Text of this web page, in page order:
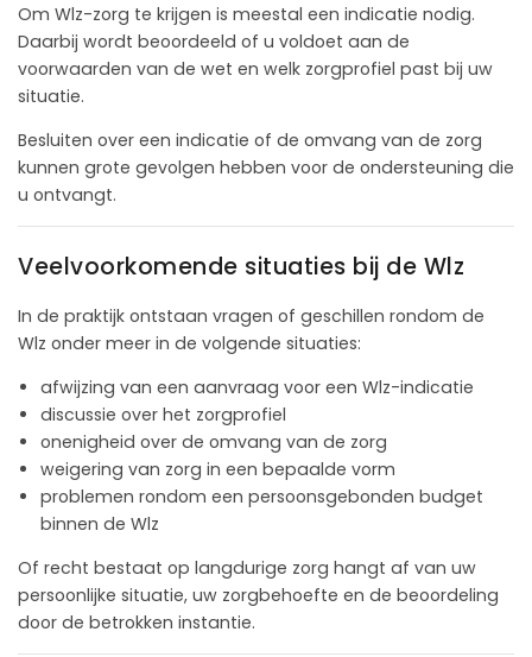
Om Wlz-zorg te krijgen is meestal een indicatie nodig.
Daarbij wordt beoordeeld of u voldoet aan de
voorwaarden van de wet en welk zorgprofiel past bij uw
situatie.
Besluiten over een indicatie of de omvang van de zorg
kunnen grote gevolgen hebben voor de ondersteuning die
u ontvangt.
Veelvoorkomende situaties bij de Wlz
In de praktijk ontstaan vragen of geschillen rondom de
Wlz onder meer in de volgende situaties:
afwijzing van een aanvraag voor een Wlz-indicatie
discussie over het zorgprofiel
onenigheid over de omvang van de zorg
weigering van zorg in een bepaalde vorm
problemen rondom een persoonsgebonden budget
binnen de Wlz
Of recht bestaat op langdurige zorg hangt af van uw
persoonlijke situatie, uw zorgbehoefte en de beoordeling
door de betrokken instantie.